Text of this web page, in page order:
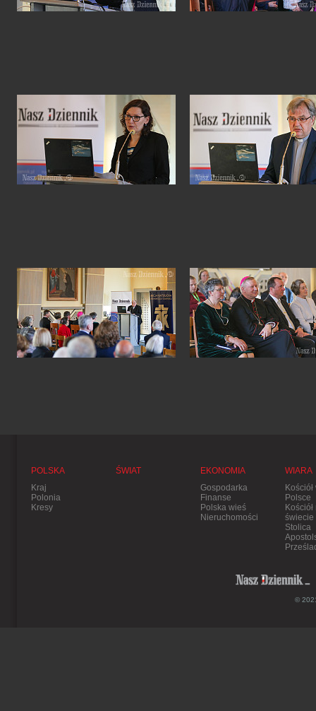
POLSKA
Kraj
Polonia
Kresy
ŚWIAT
EKONOMIA
Gospodarka
Finanse
Polska wieś
Nieruchomości
WIARA
Kościół
Polsce
Kościół
świecie
Stolica
©